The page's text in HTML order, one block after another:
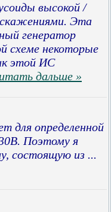
высокой /
Эта
генератор
схеме некоторые
этой ИС
дальше »
для определенной
Поэтому я
состоящую из ...